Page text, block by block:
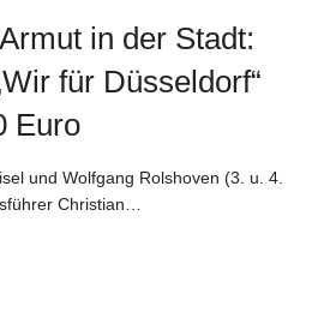
in der Stadt:
für Düsseldorf“
Euro
und Wolfgang Rolshoven (3. u. 4.
Christian…